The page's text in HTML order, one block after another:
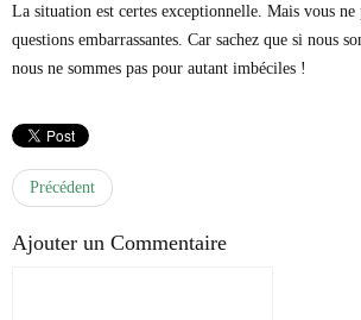
La situation est certes exceptionnelle. Mais vous ne
questions embarrassantes. Car sachez que si nous
nous ne sommes pas pour autant imbéciles !
Précédent
Ajouter un Commentaire